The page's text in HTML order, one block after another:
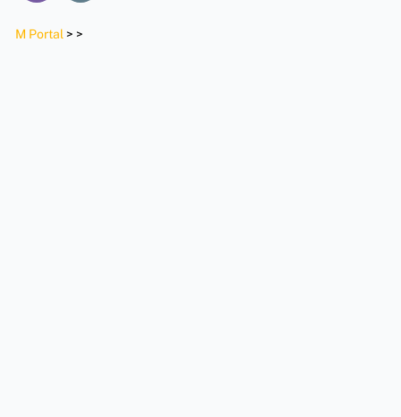
M Portal > >